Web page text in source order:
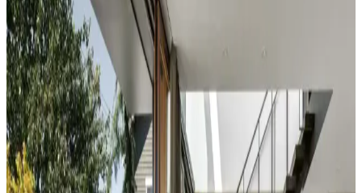
Koltuk ve aksesuar sandalyelerde renk uyumsuzluğu görsel rekabete
yol açabilir. Halı, perde, yastık ve mobilya yerleşimi ile renkler
dengelenerek mekanın estetik bütünlüğü sağlanır.
Duvar Rengiyle Uyumlu Perde Seçimi: Yeşil,
Turuncu ve Kahverenginin Mekâna Etkisi
Duvar rengine uyumlu perde seçimi, mekânın atmosferini belirler.
Yeşil tonlar doğal sakinlik sunarken, turuncu ve kahverengi sıcaklık
katar. Kalın keten ve karartma perdeler ışık kontrolünde avantaj
sağlar.